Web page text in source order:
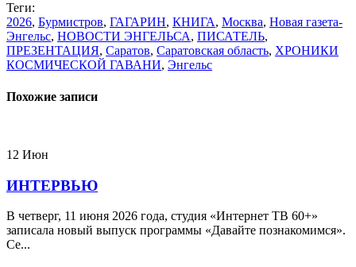
Теги:
2026, Бурмистров, ГАГАРИН, КНИГА, Москва, Новая газета-
Энгельс, НОВОСТИ ЭНГЕЛЬСА, ПИСАТЕЛЬ,
ПРЕЗЕНТАЦИЯ, Саратов, Саратовская область, ХРОНИКИ
КОСМИЧЕСКОЙ ГАВАНИ, Энгельс
Похожие записи
12 Июн
ИНТЕРВЬЮ
В четверг, 11 июня 2026 года, студия «Интернет ТВ 60+»
записала новый выпуск программы «Давайте познакомимся».
Се...